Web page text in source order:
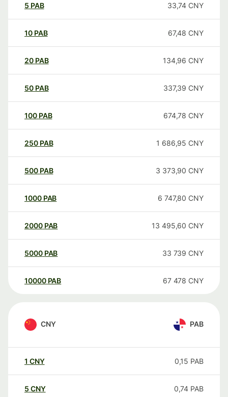
5 PAB 33,74 CNY
10 PAB 67,48 CNY
20 PAB 134,96 CNY
50 PAB 337,39 CNY
100 PAB 674,78 CNY
250 PAB 1 686,95 CNY
500 PAB 3 373,90 CNY
1000 PAB 6 747,80 CNY
2000 PAB 13 495,60 CNY
5000 PAB 33 739 CNY
10000 PAB 67 478 CNY
CNY PAB
1 CNY 0,15 PAB
5 CNY 0,74 PAB